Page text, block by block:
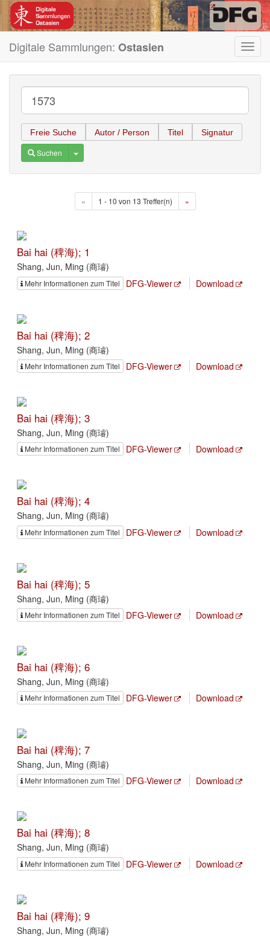
Digitale Sammlungen: Ostasien
Freie Suche Autor / Person Titel Signatur
Suchen Toggle Dropdown
« 1 - 10 von 13 Treffer(n) »
Bai hai (稗海); 1
Shang, Jun, Ming (商璿)
Mehr Informationen zum Titel DFG-Viewer Download
Bai hai (稗海); 2
Shang, Jun, Ming (商璿)
Mehr Informationen zum Titel DFG-Viewer Download
Bai hai (稗海); 3
Shang, Jun, Ming (商璿)
Mehr Informationen zum Titel DFG-Viewer Download
Bai hai (稗海); 4
Shang, Jun, Ming (商璿)
Mehr Informationen zum Titel DFG-Viewer Download
Bai hai (稗海); 5
Shang, Jun, Ming (商璿)
Mehr Informationen zum Titel DFG-Viewer Download
Bai hai (稗海); 6
Shang, Jun, Ming (商璿)
Mehr Informationen zum Titel DFG-Viewer Download
Bai hai (稗海); 7
Shang, Jun, Ming (商璿)
Mehr Informationen zum Titel DFG-Viewer Download
Bai hai (稗海); 8
Shang, Jun, Ming (商璿)
Mehr Informationen zum Titel DFG-Viewer Download
Bai hai (稗海); 9
Shang, Jun, Ming (商璿)